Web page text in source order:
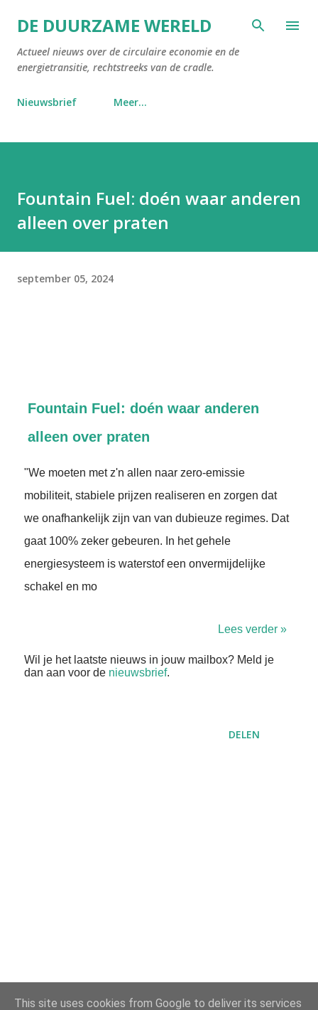
Doorgaan naar hoofdcontent
DE DUURZAME WERELD
Actueel nieuws over de circulaire economie en de
energietransitie, rechtstreeks van de cradle.
Nieuwsbrief Meer…
Fountain Fuel: doén waar anderen
alleen over praten
september 05, 2024
Fountain Fuel: doén waar anderen
alleen over praten
"We moeten met z'n allen naar zero-emissie
mobiliteit, stabiele prijzen realiseren en zorgen dat
we onafhankelijk zijn van van dubieuze regimes. Dat
gaat 100% zeker gebeuren. In het gehele
energiesysteem is waterstof een onvermijdelijke
schakel en mo
Lees verder »
Wil je het laatste nieuws in jouw mailbox? Meld je
dan aan voor de nieuwsbrief.
DELEN
This site uses cookies from Google to deliver its services